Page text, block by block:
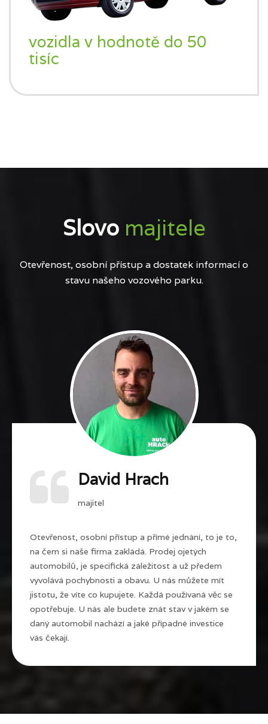
vozidla v hodnotě do 50
tisíc
Slovo majitele
Otevřenost, osobní přístup a dostatek informací o
stavu našeho vozového parku.
David Hrach
majitel
Otevřenost, osobní přístup a přímé jednání, to je to,
na čem si naše firma zakládá. Prodej ojetých
automobilů, je specifická záležitost a už předem
vyvolává pochybnosti a obavu. U nás můžete mít
jistotu, že víte co kupujete. Každá používaná věc se
opotřebuje. U nás ale budete znát stav v jakém se
daný automobil nachází a jaké případné investice
vás čekají.